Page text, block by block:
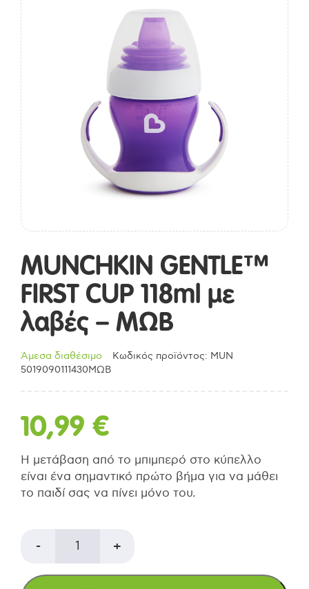
MUNCHKIN GENTLE™
FIRST CUP 118ml με
λαβές – ΜΩΒ
Άμεσα διαθέσιμο
Κωδικός προϊόντος: MUN
5019090111430MΩΒ
10,99 €
Η μετάβαση από το μπιμπερό στο κύπελλο
είναι ένα σημαντικό πρώτο βήμα για να μάθει
το παιδί σας να πίνει μόνο του.
- MUNCHKIN
GENTLE™
+